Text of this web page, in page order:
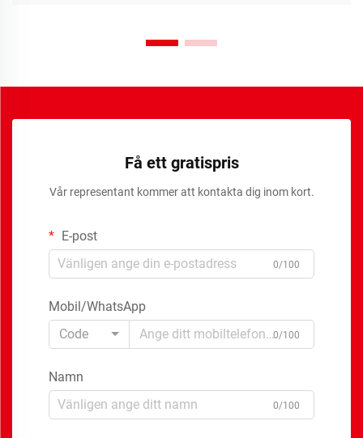
Få ett gratispris
Vår representant kommer att kontakta dig inom kort.
E-post
0/100
Mobil/WhatsApp
Code
0/100
Namn
0/100